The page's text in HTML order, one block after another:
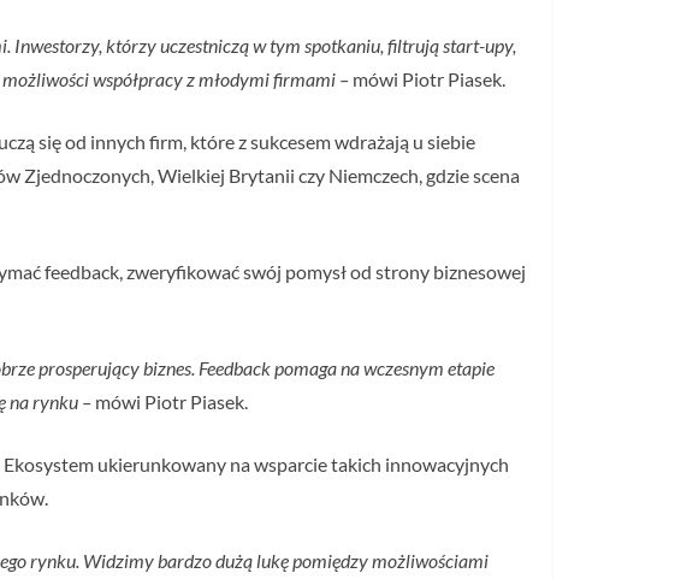
Inwestorzy, którzy uczestniczą w tym spotkaniu, filtrują start-upy,
współpracy z młodymi firmami – mówi Piotr Piasek.
się od innych firm, które z sukcesem wdrażają u siebie
Zjednoczonych, Wielkiej Brytanii czy Niemczech, gdzie scena
feedback, zweryfikować swój pomysł od strony biznesowej
prosperujący biznes. Feedback pomaga na wczesnym etapie
na rynku – mówi Piotr Piasek.
ukierunkowany na wsparcie takich innowacyjnych
rynku. Widzimy bardzo dużą lukę pomiędzy możliwościami